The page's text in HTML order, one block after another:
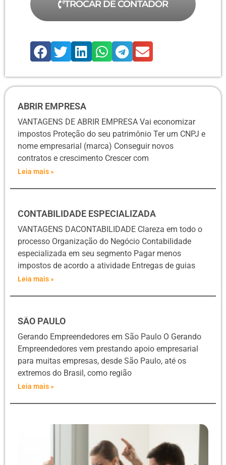
TROCAR DE CONTADOR
ABRIR EMPRESA
VANTAGENS DE ABRIR EMPRESA Vai economizar
impostos Proteção do seu patrimônio Ter um CNPJ e
nome empresarial (marca) Conseguir novos
contratos e crescimento Crescer com
Leia mais »
CONTABILIDADE ESPECIALIZADA
VANTAGENS DACONTABILIDADE Clareza em todo o
processo Organização do Negócio Contabilidade
especializada em seu segmento Pagar menos
impostos de acordo a atividade Entregas de guias
Leia mais »
SÃO PAULO
Gerando Empreendedores em São Paulo O Gerando
Empreendedores vem prestando apoio empresarial
para muitas empresas, desde São Paulo, até os
extremos do Brasil, como região
Leia mais »